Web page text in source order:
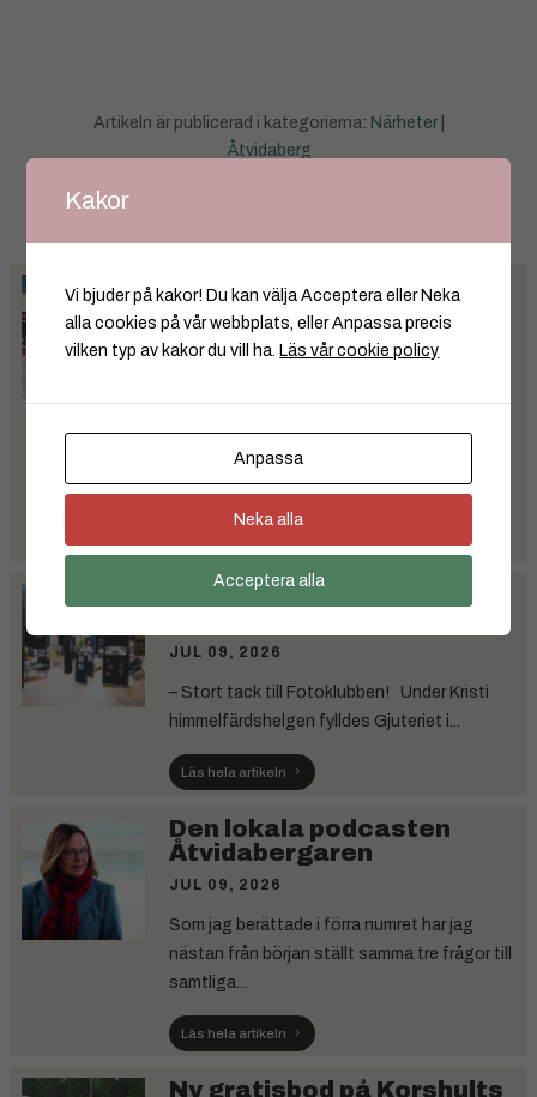
Artikeln är publicerad i kategorierna: Närheter|
Åtvidaberg
Taggar:
Gåvan Second Hand firar
30 år- tre decennier av
återbruk, gemenskap och
hjälp till medmänniskor
I år firar Gåvan Second Hand i Åtvidaberg 30
år. Det som började som ett samarbete
mellan...
Succé för Vårsalongen i
JUL 09, 2026
– Stort tack till Fotoklubben! Under Kristi
himmelfärdshelgen fylldes Gjuteriet i...
Läs hela artikeln
Den lokala podcasten
Åtvidabergaren
JUL 09, 2026
Som jag berättade i förra numret har jag
nästan från början ställt samma tre frågor till
samtliga...
Läs hela artikeln
Ny gratisbod på Korshults
Kakor
Vi bjuder på kakor! Du kan välja Acceptera eller Neka
alla cookies på vår webbplats, eller Anpassa precis
vilken typ av kakor du vill ha.Läs vår cookie policy
Anpassa
Neka alla
Acceptera alla